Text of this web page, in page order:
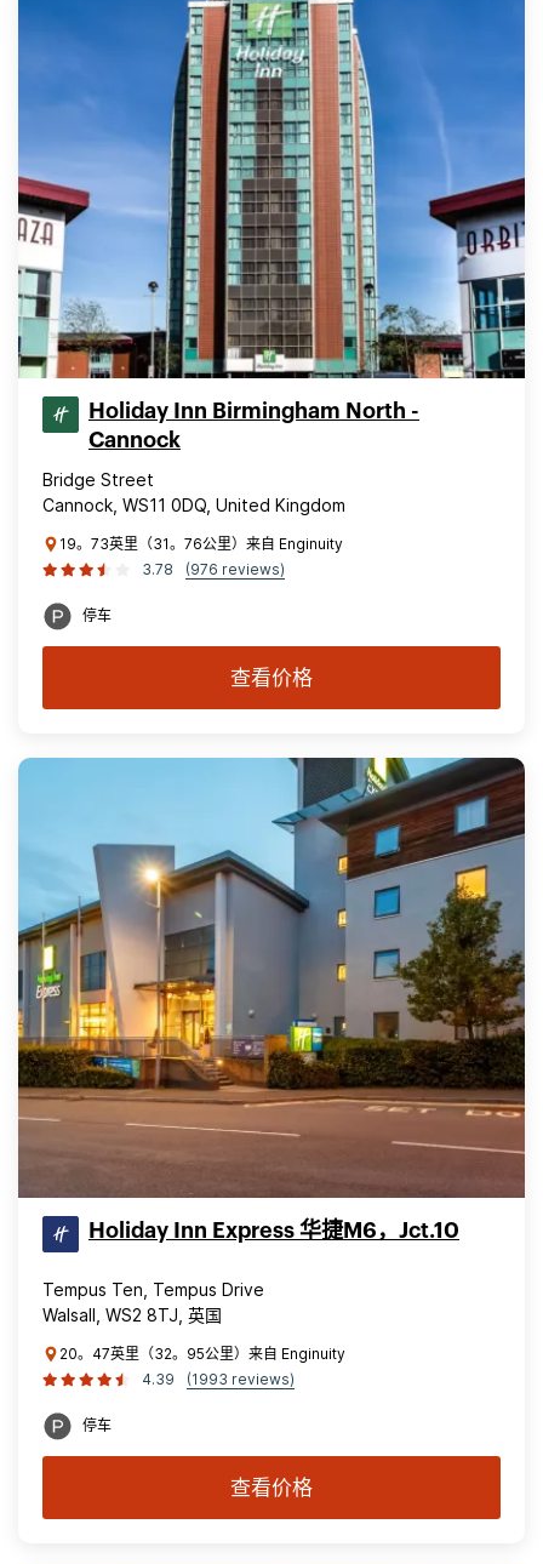
Holiday Inn Birmingham North -
Cannock
Bridge Street
Cannock, WS11 0DQ, United Kingdom
19。73英里（31。76公里）来自 Enginuity
3.78
(976 reviews)
停车
查看价格
Holiday Inn Express 华捷M6，Jct.10
Tempus Ten, Tempus Drive
Walsall, WS2 8TJ, 英国
20。47英里（32。95公里）来自 Enginuity
4.39
(1993 reviews)
停车
查看价格